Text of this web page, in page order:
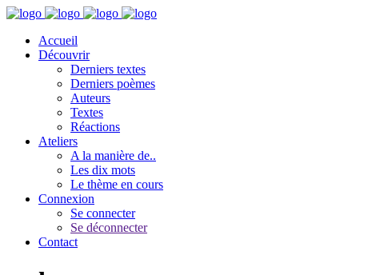
Accueil
Découvrir
Derniers textes
Derniers poèmes
Auteurs
Textes
Réactions
Ateliers
A la manière de..
Les dix mots
Le thème en cours
Connexion
Se connecter
Se déconnecter
Contact